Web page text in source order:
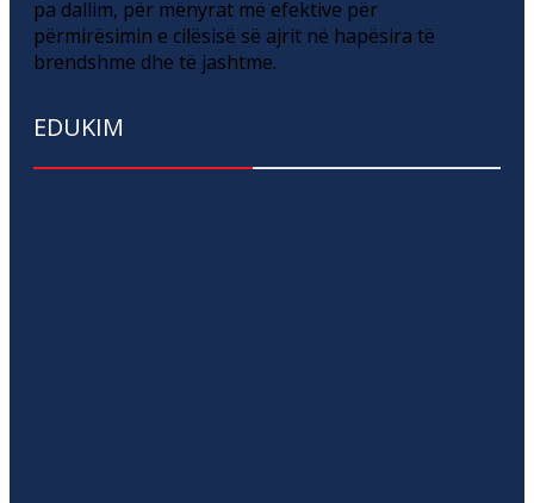
pa dallim, për mënyrat më efektive për
përmirësimin e cilësisë së ajrit në hapësira të
brendshme dhe të jashtme.
EDUKIM